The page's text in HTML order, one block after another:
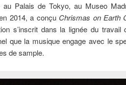
au Palais de Tokyo, au Museo
2014, a conçu Chrismas on Earth
s’inscrit dans la lignée du
que la musique engage avec le
de sample.